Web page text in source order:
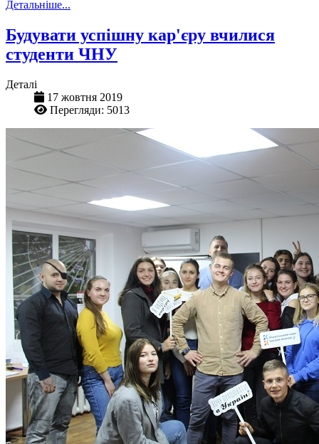
Детальніше...
Будувати успішну кар'єру вчилися
студенти ЧНУ
Деталі
17 жовтня 2019
Перегляди: 5013